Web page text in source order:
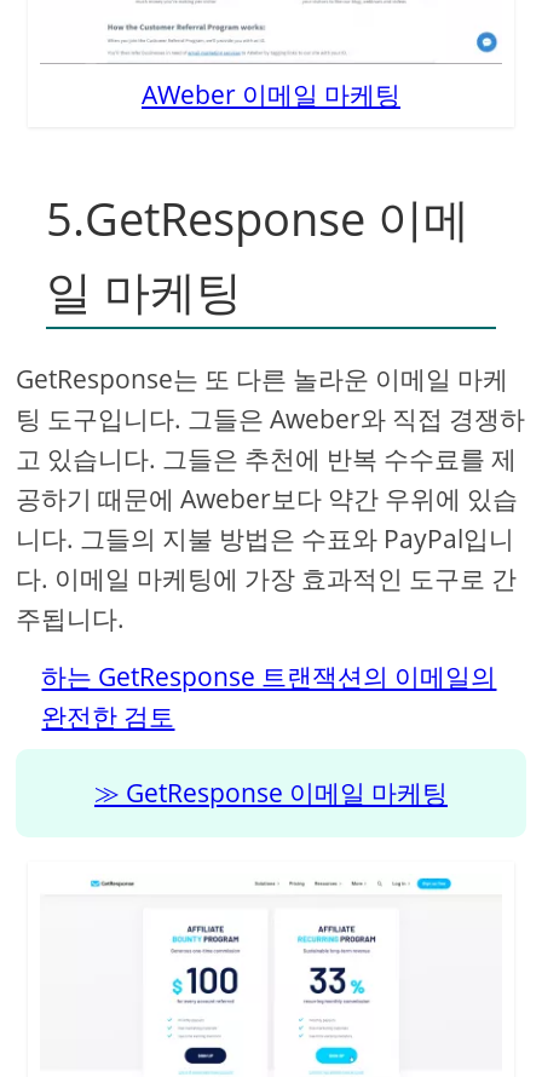
AWeber 이메일 마케팅
5.GetResponse 이메
일 마케팅
GetResponse는 또 다른 놀라운 이메일 마케
팅 도구입니다. 그들은 Aweber와 직접 경쟁하
고 있습니다. 그들은 추천에 반복 수수료를 제
공하기 때문에 Aweber보다 약간 우위에 있습
니다. 그들의 지불 방법은 수표와 PayPal입니
다. 이메일 마케팅에 가장 효과적인 도구로 간
주됩니다.
하는 GetResponse 트랜잭션의 이메일의
완전한 검토
GetResponse 이메일 마케팅